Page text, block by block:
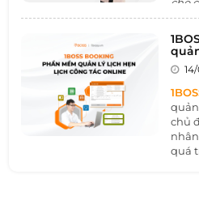
ưu
khác
có
hiệu
mục
tác
chủ
quá